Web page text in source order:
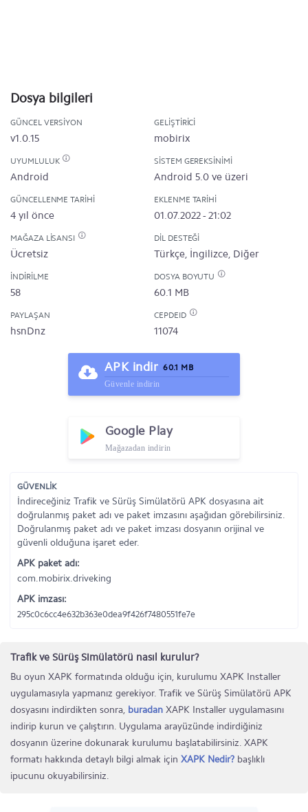
Dosya bilgileri
GÜNCEL VERSIYON
v1.0.15
GELIŞTIRICI
mobirix
UYUMLULUK
Android
SISTEM GEREKSINIMI
Android 5.0 ve üzeri
GÜNCELLENME TARIHI
4 yıl önce
EKLENME TARIHI
01.07.2022 - 21:02
MAĞAZA LISANSI
Ücretsiz
DIL DESTEĞI
Türkçe, İngilizce, Diğer
İNDIRILME
58
DOSYA BOYUTU
60.1 MB
PAYLAŞAN
hsnDnz
CEPDEID
11074
APK indir 60.1 MB
Güvenle indirin
Google Play
Mağazadan indirin
GÜVENLİK
İndireceğiniz Trafik ve Sürüş Simülatörü APK dosyasına ait
doğrulanmış paket adı ve paket imzasını aşağıdan görebilirsiniz.
Doğrulanmış paket adı ve paket imzası dosyanın orijinal ve
güvenli olduğuna işaret eder.
APK paket adı:
com.mobirix.driveking
APK imzası:
295c0c6cc4e632b363e0dea9f426f7480551fe7e
Trafik ve Sürüş Simülatörü nasıl kurulur?
Bu oyun XAPK formatında olduğu için, kurulumu XAPK Installer
uygulamasıyla yapmanız gerekiyor. Trafik ve Sürüş Simülatörü APK
dosyasını indirdikten sonra, buradan XAPK Installer uygulamasını
indirip kurun ve çalıştırın. Uygulama arayüzünde indirdiğiniz
dosyanın üzerine dokunarak kurulumu başlatabilirsiniz. XAPK
formatı hakkında detaylı bilgi almak için XAPK Nedir? başlıklı
ipucunu okuyabilirsiniz.